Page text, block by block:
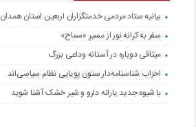
بیانیه ستاد مردمی خدمتگزاران اربعین استان همدان
سفر به کرانه‌ نور از مسیرِ «سماح»
میثاقی دوباره در آستانه‌ وداعی بزرگ
احزاب شناسنامه‌دار ستون پویایی نظام سیاسی‌اند
با شیوه جدید یارانه دارو و شیر خشک آشنا شوید